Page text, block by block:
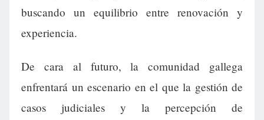
buscando un equilibrio entre renovación y
experiencia.
De cara al futuro, la comunidad gallega
enfrentará un escenario en el que la gestión de
casos judiciales y la percepción de